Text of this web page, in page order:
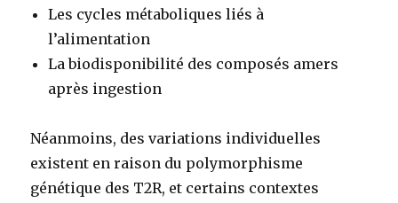
Les cycles métaboliques liés à
l’alimentation
La biodisponibilité des composés amers
après ingestion
Néanmoins, des variations individuelles
existent en raison du polymorphisme
génétique des T2R, et certains contextes